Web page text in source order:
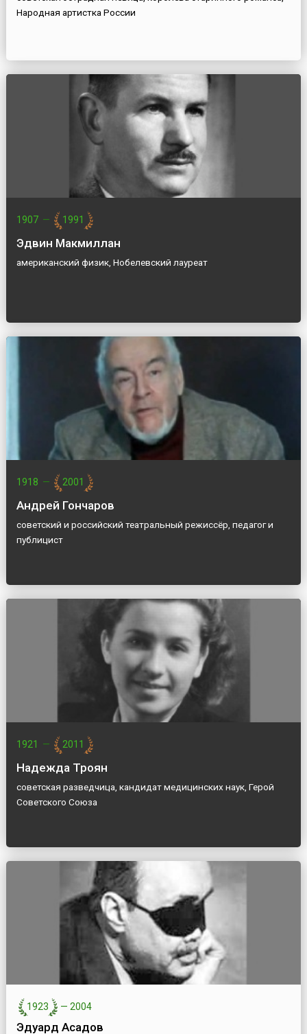
Народная артистка России
1907 — 1991
Эдвин Макмиллан
американский физик, Нобелевский лауреат
1918 — 2001
Андрей Гончаров
советский и российский театральный режиссёр, педагог и
публицист
1921 — 2011
Надежда Троян
советская разведчица, кандидат медицинских наук, Герой
Советского Союза
1923 — 2004
Эдуард Асадов